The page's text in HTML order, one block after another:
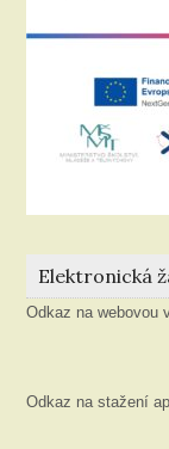
Elektronická
Odkaz na webovou
Odkaz na stažení